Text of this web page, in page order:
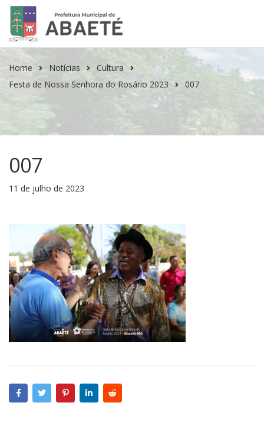
Home Notícias
Cultura
Festa de Nossa Senhora do Rosário 2023
007
007
11 de julho de 2023